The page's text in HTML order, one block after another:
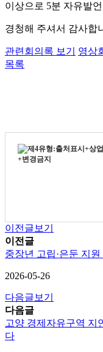
이상으로 5분 자유발
경청해 주셔서 감사합
관련회의록 보기
영상
목록
이전글보기
이전글
중장년 고립·은둔 지
2026-05-26
다음글보기
다음글
고양 경제자유구역 지
다